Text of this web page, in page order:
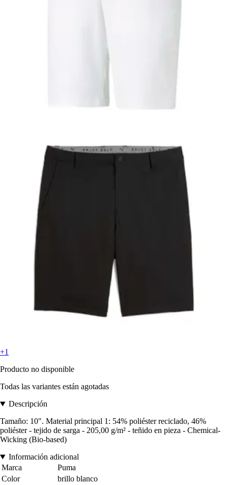
+1
Producto no disponible
Todas las variantes están agotadas
Descripción
Tamaño: 10". Material principal 1: 54% poliéster reciclado, 46%
poliéster - tejido de sarga - 205,00 g/m² - teñido en pieza - Chemical-
Wicking (Bio-based)
Información adicional
Marca
Puma
Color
brillo blanco